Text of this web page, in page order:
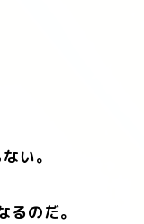
い。
のだ。